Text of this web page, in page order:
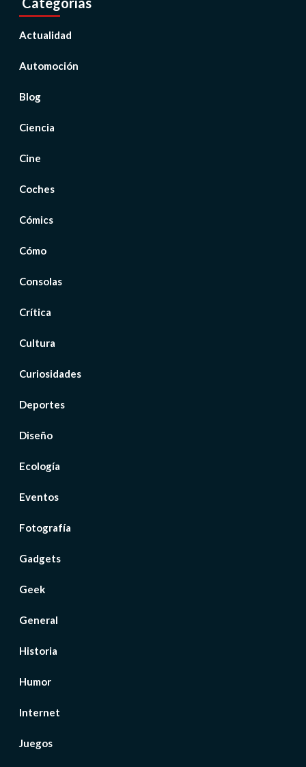
Actualidad
Automoción
Blog
Ciencia
Cine
Coches
Cómics
Cómo
Consolas
Crítica
Cultura
Curiosidades
Deportes
Diseño
Ecología
Eventos
Fotografía
Gadgets
Geek
General
Historia
Humor
Internet
Juegos